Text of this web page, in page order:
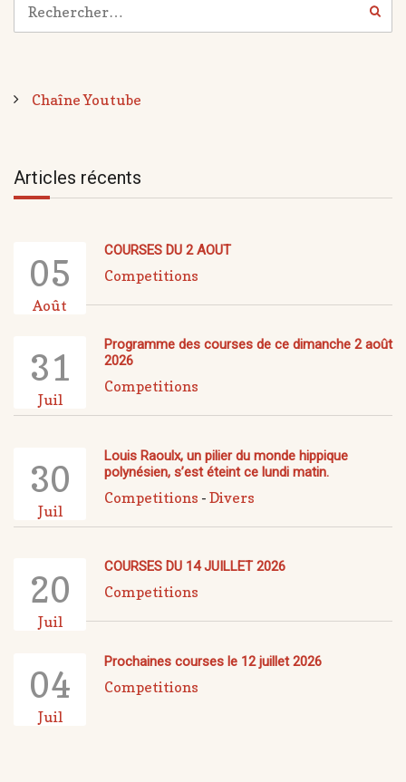
Chaîne Youtube
Articles récents
05
Août
COURSES DU 2 AOUT
Competitions
31
Juil
Programme des courses de ce dimanche 2 août
2026
Competitions
30
Juil
Louis Raoulx, un pilier du monde hippique
polynésien, s’est éteint ce lundi matin.
Competitions - Divers
20
Juil
COURSES DU 14 JUILLET 2026
Competitions
04
Juil
Prochaines courses le 12 juillet 2026
Competitions